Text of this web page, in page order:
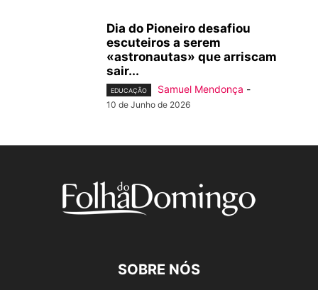
Dia do Pioneiro desafiou
escuteiros a serem
«astronautas» que arriscam
sair...
EDUCAÇÃO Samuel Mendonça -
10 de Junho de 2026
SOBRE NÓS